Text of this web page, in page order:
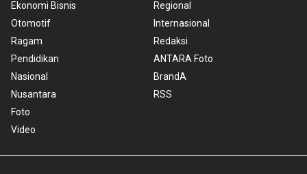
Ekonomi Bisnis
Otomotif
Ragam
Pendidikan
Nasional
Nusantara
Foto
Video
Regional
Internasional
Redaksi
ANTARA Foto
BrandA
RSS